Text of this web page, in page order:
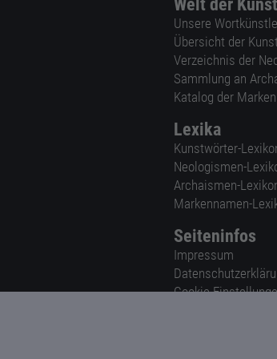
Welt der
Unsere
Übersicht der
Verzeichnis der
Sammlung an
Katalog der
Lexika
Kunstwörter-
Neologismen-
Archaismen-
Markennamen-
Seiteninfos
Impressum
Cookie-